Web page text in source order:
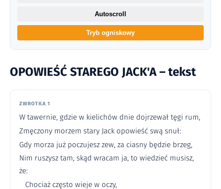
OPOWIEŚĆ STAREGO JACK'A – tekst
ZWROTKA 1
W tawernie, gdzie w kielichów dnie dojrzewał tęgi rum,
Zmęczony morzem stary Jack opowieść swą snuł:
Gdy morza już poczujesz zew, za ciasny będzie brzeg,
Nim ruszysz tam, skąd wracam ja, to wiedzieć musisz,
że:
Chociaż często wieje w oczy,
Autoscroll
Tryb ogniskowy